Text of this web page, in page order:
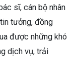
sĩ, cán bộ nhân
tưởng, đồng
được những khó
dịch vụ, trải